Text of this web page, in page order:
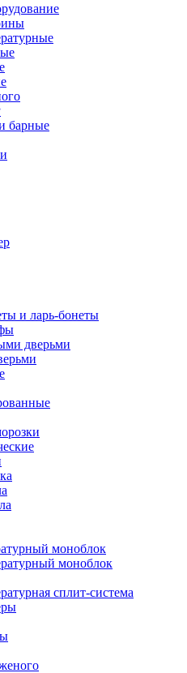
барные
и ларь-бонеты
дверьми
моноблок
моноблок
сплит-система